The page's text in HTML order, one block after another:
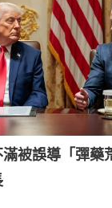
滿被誤導「彈